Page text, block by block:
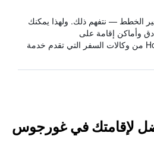
الخطط — نتفهم ذلك. ولهذا يمكنك
وأماكن إقامة على
HotelsCombined من وكالات السفر التي تقدم خدمة
لإقامتك في غورجوس